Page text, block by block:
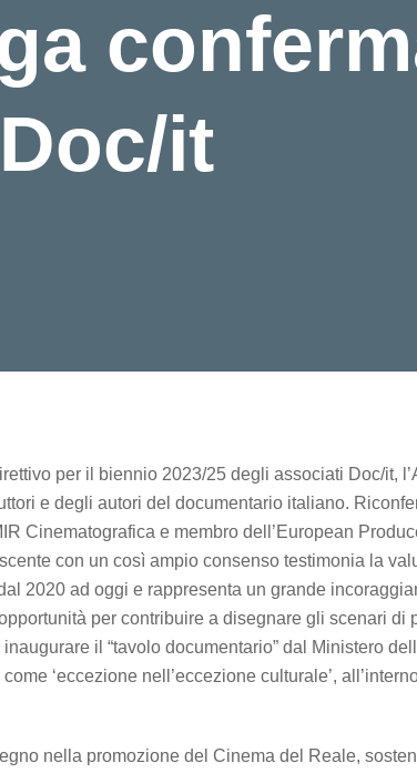
it
per il biennio 2023/25 degli associati Doc/it,
e degli autori del documentario italiano.
Cinematografica e membro dell’European
con un così ampio consenso testimonia la
2020 ad oggi e rappresenta un grande
per contribuire a disegnare gli scenari di
il “tavolo documentario” dal Ministero
‘eccezione nell’eccezione culturale’,
nella promozione del Cinema del Reale,